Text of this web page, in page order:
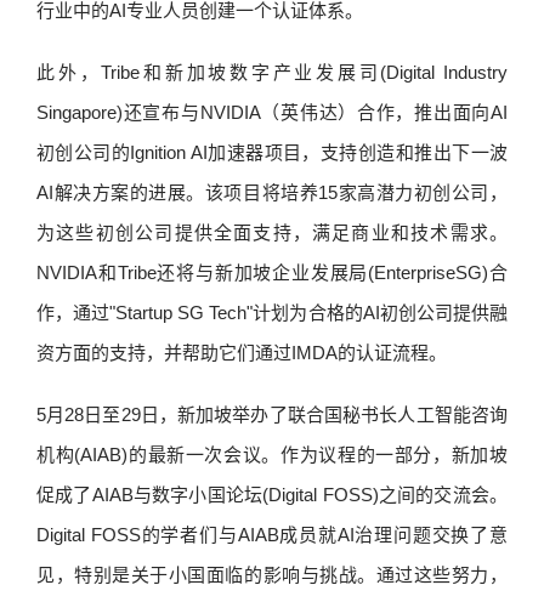
行业中的AI专业人员创建一个认证体系。
此外，Tribe和新加坡数字产业发展司(Digital Industry
Singapore)还宣布与NVIDIA（英伟达）合作，推出面向AI
初创公司的Ignition AI加速器项目，支持创造和推出下一波
AI解决方案的进展。该项目将培养15家高潜力初创公司，
为这些初创公司提供全面支持，满足商业和技术需求。
NVIDIA和Tribe还将与新加坡企业发展局(EnterpriseSG)合
作，通过"Startup SG Tech"计划为合格的AI初创公司提供融
资方面的支持，并帮助它们通过IMDA的认证流程。
5月28日至29日，新加坡举办了联合国秘书长人工智能咨询
机构(AIAB)的最新一次会议。作为议程的一部分，新加坡
促成了AIAB与数字小国论坛(Digital FOSS)之间的交流会。
Digital FOSS的学者们与AIAB成员就AI治理问题交换了意
见，特别是关于小国面临的影响与挑战。通过这些努力，